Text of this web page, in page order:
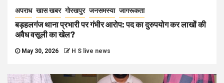
अपराध खास खबर गोरखपुर जनसमस्या जागरूकता
बड़हलगंज थाना प्रभारी पर गंभीर आरोप: पद का दुरुपयोग कर लाखों की
अवैध वसूली का खेल?
May 30, 2026 H S live news